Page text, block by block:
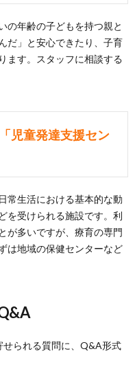
の年齢の子どもを持つ親と
だ」と安心できたり、子育
ます。スタッフに相談する
児童発達支援セン
常生活における基本的な動
を受けられる施設です。利
が多いですが、療育の専門
は地域の保健センターなど
せられる質問に、Q&A形式